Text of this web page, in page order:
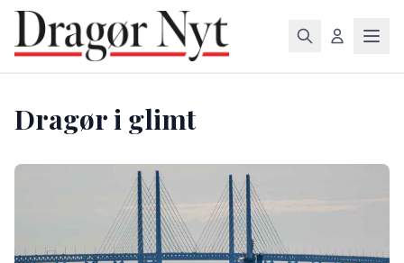
Dragør i glimt